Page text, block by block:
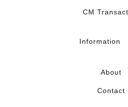
CM
Information
About
Contact